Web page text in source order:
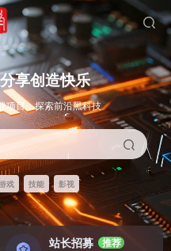
SOFT教程
享创造快乐
项目，探索前沿黑科技
戏 技能 影视
站长招募
推荐